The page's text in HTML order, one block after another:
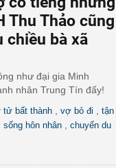
Thu Thảo cũng
chiều bà xã
như đại gia Minh
nhân Trung Tín đấy!
tử bất thành vợ bỏ đi
tận
sống hôn nhân
chuyến du